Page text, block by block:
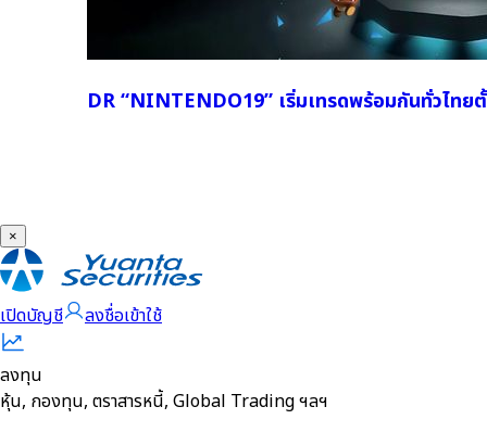
DR “NINTENDO19” เริ่มเทรดพร้อมกันทั่วไทย
×
เปิดบัญชี ลงชื่อเข้าใช้
ลงทุน
หุ้น, กองทุน, ตราสารหนี้, Global Trading ฯลฯ